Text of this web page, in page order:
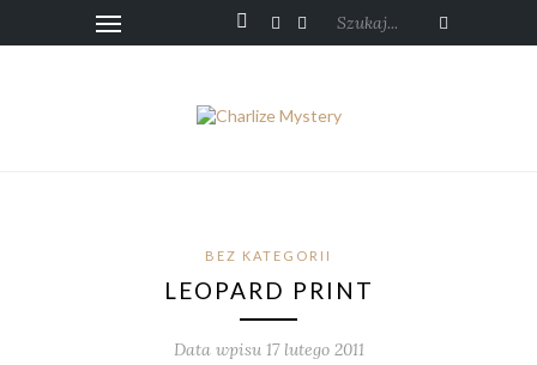
Szukaj...
BEZ KATEGORII
LEOPARD PRINT
Data wpisu 17 lutego 2011